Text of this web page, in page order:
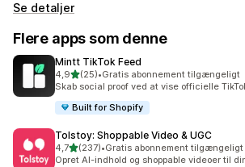
Se detaljer
Flere apps som denne
Mintt TikTok Feed
4,9ud af 5 stjerner
(25)
25 anmeldelser i alt
•Gratis abonnement tilgængeligt
Skab social proof ved at vise officielle
Built for Shopify
Tolstoy: Shoppable Video & UGC
4,7ud af 5 stjerner
(237)
237 anmeldelser i alt
•Gratis abonnement tilgængeligt
Opret AI-indhold og shoppable videoer til